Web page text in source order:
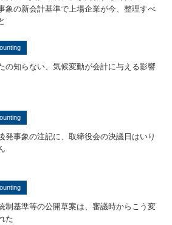
象の新会計基準で上場企業が今、整理すべ
の知らない、気候変動が会計に与える影響
発事象の注記に、取締役会の決議日はいり
制基準等の公開草案は、審議時からこう変
た